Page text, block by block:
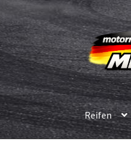
Zur
Navigation
springen
Zum
Inhalt
springen
Reifen